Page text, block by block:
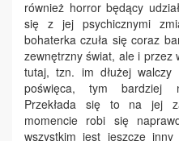
również horror będący
się z jej psychicznymi
bohaterka czuła się coraz
zewnętrzny świat, ale i przez
tutaj, tzn. im dłużej
poświęca, tym bardziej
Przekłada się to na jej
momencie robi się
wszystkim jest jeszcze